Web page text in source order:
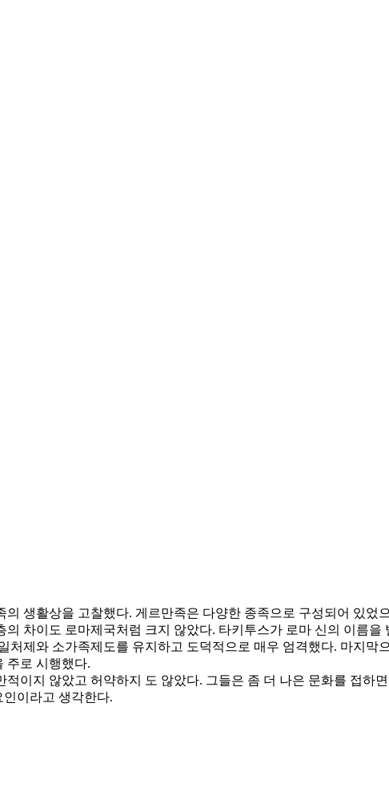
생활상을 고찰했다. 게르만족은 다양한 종족으로 구성되어 있었
의 차이도 로마제국처럼 크지 않았다. 타키투스가 로마 신의 이름
처제와 소가족제도를 유지하고 도덕적으로 매우 엄격했다. 마지막
주로 시행했다.
이지 않았고 허약하지 도 않았다. 그들은 좀 더 나은 문화를 접하
이라고 생각한다.